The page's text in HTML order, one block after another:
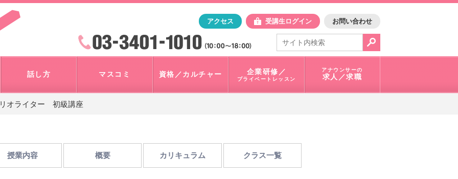
「アナウンサー・マスコミを目指すなら"アスク"」テレビ朝日アスク
アクセス 受講生ログイン お問い合わせ
電話で問合せ：
03-3401-1010
検索
話し方 マスコミ 資格／カルチャー 企業研修／
プライベートレッスン
アナウンサーの
求人／求職
オライター 初級講座
授業内容 概要 カリキュラム クラス一覧